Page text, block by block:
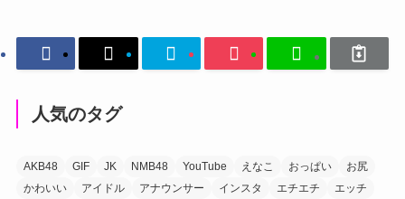
人気のタグ
AKB48 GIF JK NMB48 YouTube えなこ おっぱい
お尻
かわいい
アイドル アナウンサー インスタ エチエチ
エッチ